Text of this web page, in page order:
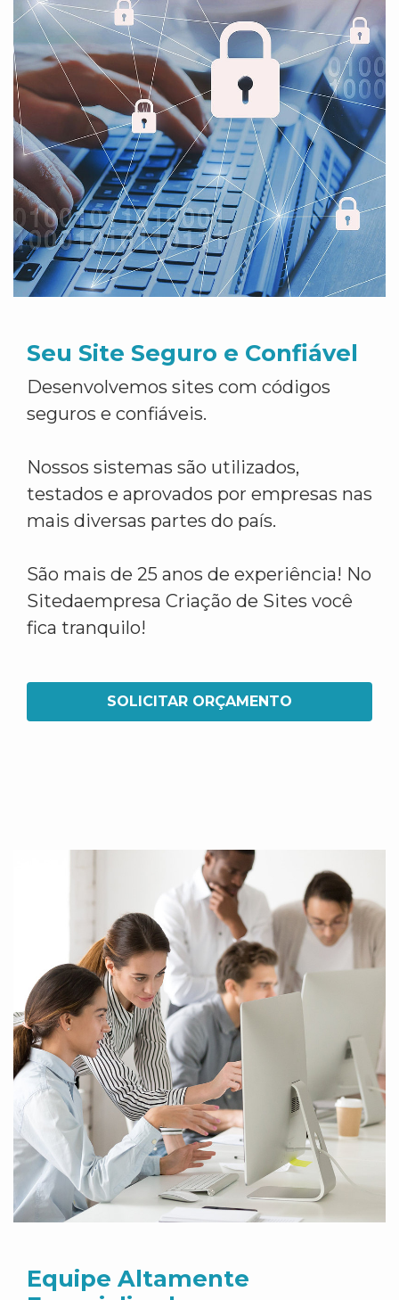
Seu Site Seguro e Confiável
Desenvolvemos sites com códigos
seguros e confiáveis.
Nossos sistemas são utilizados,
testados e aprovados por empresas nas
mais diversas partes do país.
São mais de 25 anos de experiência! No
Sitedaempresa Criação de Sites você
fica tranquilo!
SOLICITAR ORÇAMENTO
Equipe Altamente